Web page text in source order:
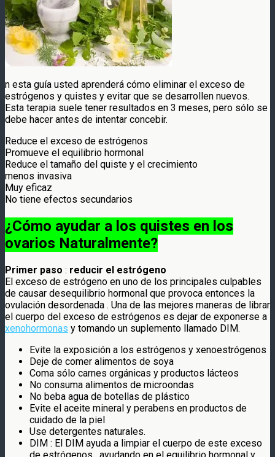
n esta guía usted aprenderá cómo eliminar el exceso de
estrógenos y quistes y evitar que se desarrollen nuevos.
Esta terapia suele tener resultados en 3 meses, pero sólo se
debe hacer antes de intentar concebir.
Reduce el exceso de estrógenos
Promueve el equilibrio hormonal
Reduce el tamaño del quiste y el crecimiento
menos invasiva
Muy eficaz
No tiene efectos secundarios
¿Cómo ayudar a los quistes en los
ovarios Naturalmente?
Primer paso : reducir el estrógeno
El exceso de estrógeno en uno de los principales culpables
de causar desequilibrio hormonal que provoca entonces la
ovulación desordenada . Una de las mejores maneras de librar
el cuerpo del exceso de estrógenos es dejar de exponerse a
xenohormonas y tomando un suplemento llamado DIM.
Evite la exposición a los estrógenos y xenoestrógenos
Deje de comer alimentos de soya
Coma sólo carnes orgánicas y productos lácteos
No consuma alimentos de microondas
No beba agua de botellas de plástico
Evite el aceite mineral y perabens en productos de
cuidado de la piel
Use detergentes naturales.
DIM : El DIM ayuda a limpiar el cuerpo de este exceso
de estrógenos , ayudando en el equilibrio hormonal y